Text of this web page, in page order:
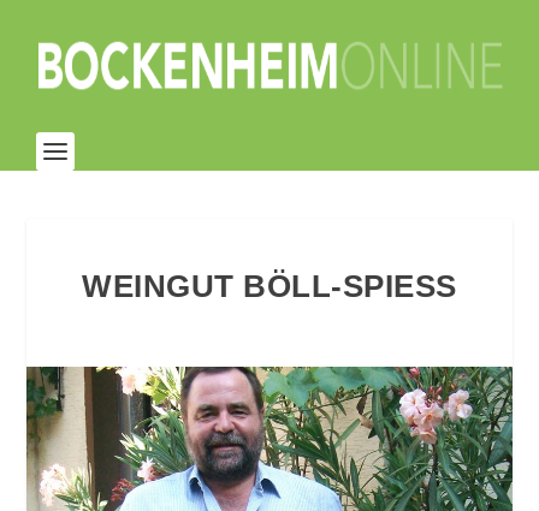
WEINGUT BÖLL-SPIESS